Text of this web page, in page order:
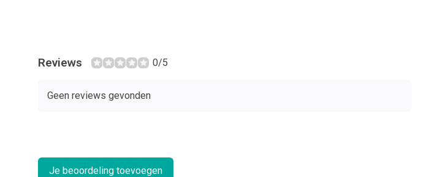
Reviews 0/5
Geen reviews gevonden
Je beoordeling toevoegen